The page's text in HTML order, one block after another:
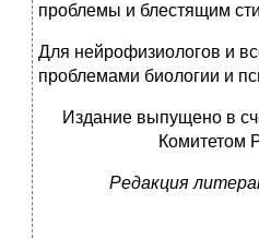
проблемы и блестящим
Для нейрофизиологов и
проблемами биологии и
Издание выпущено в
Комитетом
Редакция